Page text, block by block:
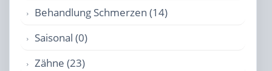
Behandlung Schmerzen (14)
Saisonal (0)
Zähne (23)